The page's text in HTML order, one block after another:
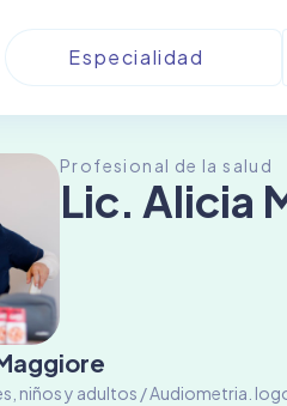
Profesional de la salud
Lic. Alicia
niños y adultos / Audiometria.